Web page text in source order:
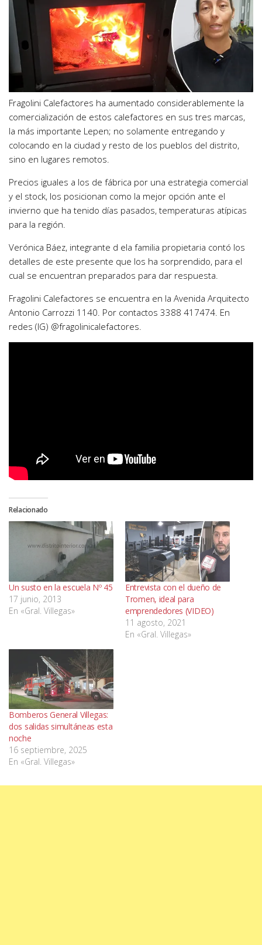
Fragolini Calefactores ha aumentado considerablemente la
comercialización de estos calefactores en sus tres marcas,
la más importante Lepen; no solamente entregando y
colocando en la ciudad y resto de los pueblos del distrito,
sino en lugares remotos.
Precios iguales a los de fábrica por una estrategia comercial
y el stock, los posicionan como la mejor opción ante el
invierno que ha tenido días pasados, temperaturas atípicas
para la región.
Verónica Báez, integrante d ela familia propietaria contó los
detalles de este presente que los ha sorprendido, para el
cual se encuentran preparados para dar respuesta.
Fragolini Calefactores se encuentra en la Avenida Arquitecto
Antonio Carrozzi 1140. Por contactos 3388 417474. En
redes (IG) @fragolinicalefactores.
Relacionado
Un susto en la escuela Nº 45
17 junio, 2013
En «Gral. Villegas»
Entrevista con el dueño de
Tromen, ideal para
emprendedores (VIDEO)
11 agosto, 2021
En «Gral. Villegas»
Bomberos General Villegas:
dos salidas simultáneas esta
noche
16 septiembre, 2025
En «Gral. Villegas»